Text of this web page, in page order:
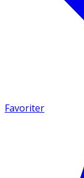
Favoriter